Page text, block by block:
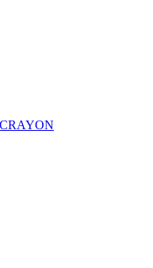
CRAYON